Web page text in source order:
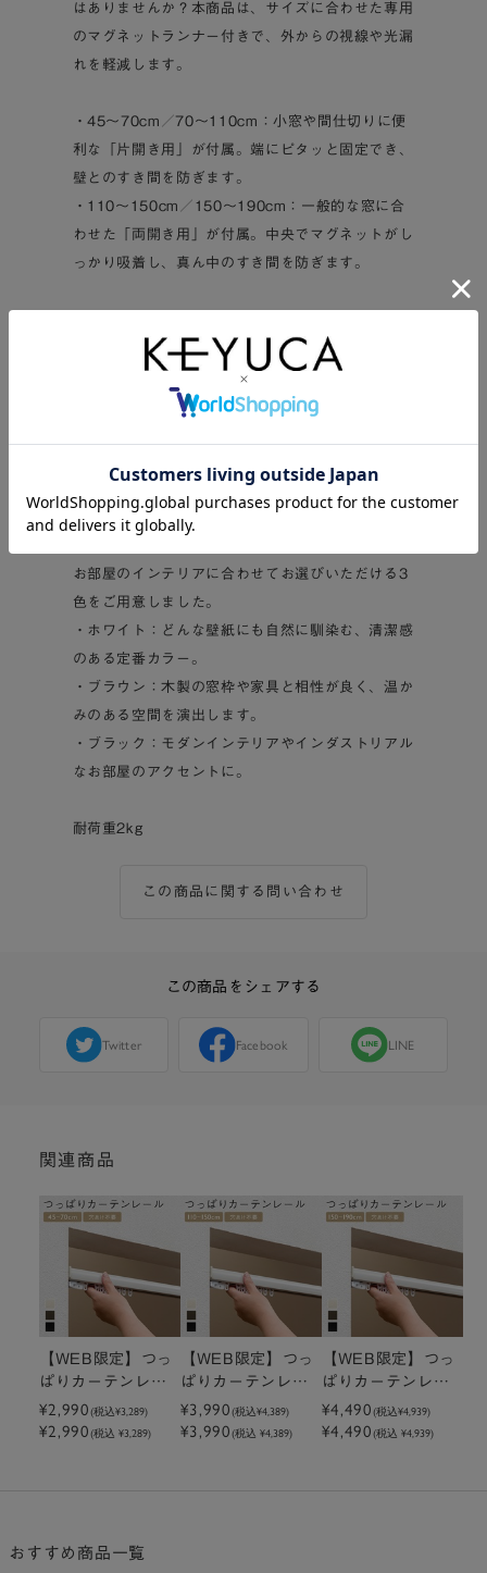
はありませんか？本商品は、サイズに合わせた専用
のマグネットランナー付きで、外からの視線や光漏
れを軽減します。
・45～70cm／70～110cm：小窓や間仕切りに便
利な「片開き用」が付属。端にピタッと固定でき、
壁とのすき間を防ぎます。
・110～150cm／150～190cm：一般的な窓に合
わせた「両開き用」が付属。中央でマグネットがし
っかり吸着し、真ん中のすき間を防ぎます。
通常のカーテンレールとしての使用はもちろん、用
・リビングや子供部屋の間仕切りとして
お部屋のインテリアに合わせてお選びいただける3
色をご用意しました。
・ホワイト：どんな壁紙にも自然に馴染む、清潔感
のある定番カラー。
・ブラウン：木製の窓枠や家具と相性が良く、温か
みのある空間を演出します。
・ブラック：モダンインテリアやインダストリアル
なお部屋のアクセントに。
耐荷重2kg
この商品に関する問い合わせ
この商品をシェアする
Twitter Facebook LINE
関連商品
【WEB限定】つっ
ぱりカーテンレー
ル 45～70cm
¥2,990(税込¥3,289)
¥2,990(税込 ¥3,289)
【WEB限定】つっ
ぱりカーテンレー
ル 110～150cm
¥3,990(税込¥4,389)
¥3,990(税込 ¥4,389)
【WEB限定】つっ
ぱりカーテンレー
ル 150～190cm
¥4,490(税込¥4,939)
¥4,490(税込 ¥4,939)
おすすめ商品一覧